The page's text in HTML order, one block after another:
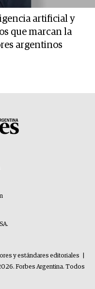
artificial y
que marcan la
argentinos
y estándares editoriales
Forbes Argentina. Todos